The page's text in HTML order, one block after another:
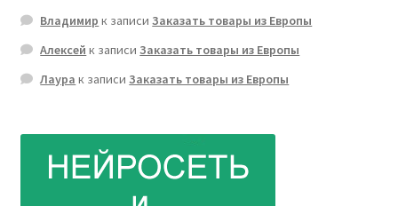
Владимир к записиЗаказать товары из Европы
Алексей к записиЗаказать товары из Европы
Лаура к записиЗаказать товары из Европы